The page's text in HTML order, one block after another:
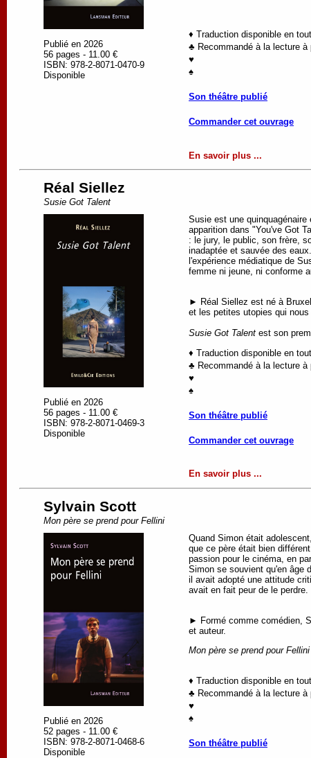
Publié en 2026
56 pages - 11.00 €
ISBN: 978-2-8071-0470-9
Disponible
♦ Traduction disponible en
♣ Recommandé à la lecture
♥
♠
Son théâtre publié
Commander cet ouvrage
En savoir plus ...
Réal Siellez
Susie Got Talent
Publié en 2026
56 pages - 11.00 €
ISBN: 978-2-8071-0469-3
Disponible
Susie est une
apparition dans "You've Got
: le jury, le public, son frère,
inadaptée et sauvée des
l'expérience médiatique de
femme ni jeune, ni conforme
► Réal Siellez est né à
et les petites utopies qui nous
Susie Got Talent est son
♦ Traduction disponible en
♣ Recommandé à la lecture
♥
♠
Son théâtre publié
Commander cet ouvrage
En savoir plus ...
Sylvain Scott
Mon père se prend pour Fellini
Publié en 2026
52 pages - 11.00 €
ISBN: 978-2-8071-0468-6
Disponible
Quand Simon était
que ce père était bien
passion pour le cinéma, en
Simon se souvient qu'en âge
il avait adopté une attitude
avait en fait peur de le perdre.
► Formé comme comédien,
et auteur.
Mon père se prend pour Fellini
♦ Traduction disponible en
♣ Recommandé à la lecture
♥
♠
Son théâtre publié